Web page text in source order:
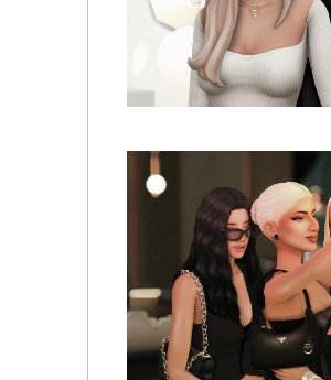
Мод «Выживание или
Sims 4
Мод "Активная жизнь
Teen Life"- для Симс 4